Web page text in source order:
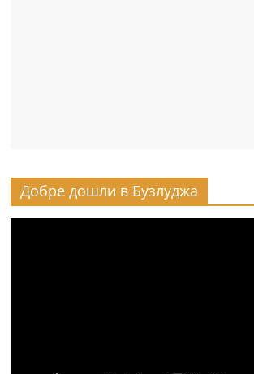
Добре дошли в Бузлуджа